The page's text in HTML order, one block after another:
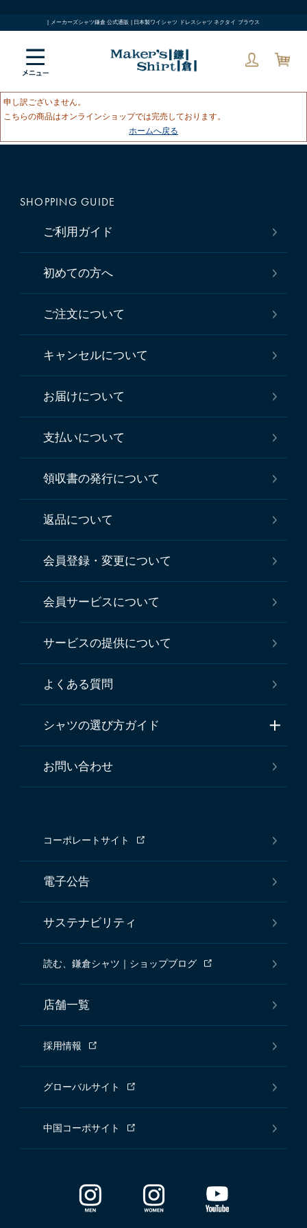
| メーカーズシャツ鎌倉 公式通販 | 日本製ワイシャツ ドレスシャツ ネクタイ ブラウス
申し訳ございません。
こちらの商品はオンラインショップでは完売しております。
ホームへ戻る
SHOPPING GUIDE
ご利用ガイド
初めての方へ
ご注文について
キャンセルについて
お届けについて
支払いについて
領収書の発行について
返品について
会員登録・変更について
会員サービスについて
サービスの提供について
よくある質問
シャツの選び方ガイド
お問い合わせ
コーポレートサイト
電子公告
サステナビリティ
読む、鎌倉シャツ｜ショップブログ
店舗一覧
採用情報
グローバルサイト
中国コーポサイト